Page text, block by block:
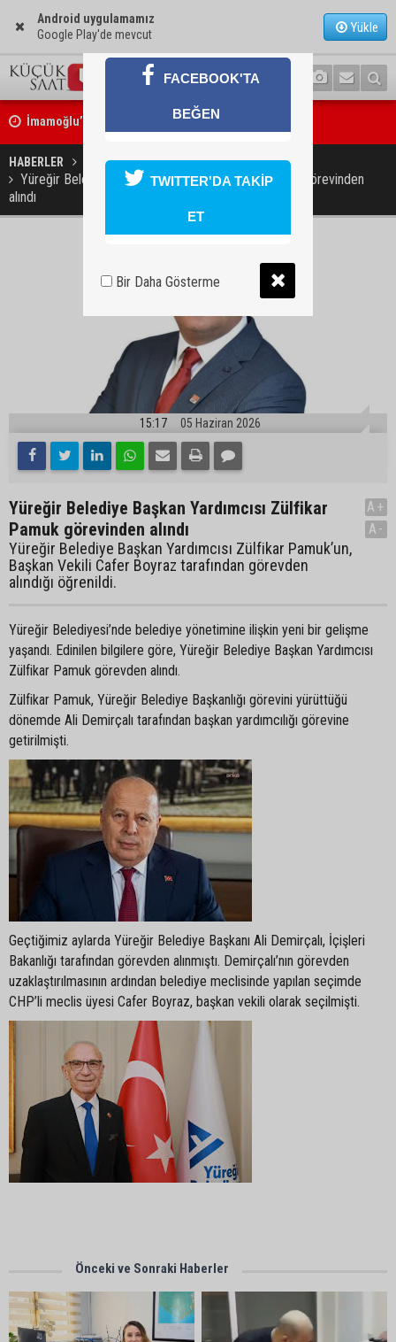
Android uygulamamız
Google Play'de mevcut
Yükle
İmamoğlu’nda hijyen ve etiket kontrolü
Mustafa Özkan: "Yüreğir Belediye Başkan Vekilliği seçimine ilişkin
başlatıldı"
HABERLER SİYASET
Yüreğir Belediye Başkan Yardımcısı Zülfikar Pamuk görevinden
alındı
15:17 05 Haziran 2026
Yüreğir Belediye Başkan Yardımcısı Zülfikar
Pamuk görevinden alındı
Yüreğir Belediye Başkan Yardımcısı Zülfikar Pamuk’un,
Başkan Vekili Cafer Boyraz tarafından görevden
alındığı öğrenildi.
A+
A-
Yüreğir Belediyesi’nde belediye yönetimine ilişkin yeni bir gelişme
yaşandı. Edinilen bilgilere göre, Yüreğir Belediye Başkan Yardımcısı
Zülfikar Pamuk görevden alındı.
Zülfikar Pamuk, Yüreğir Belediye Başkanlığı görevini yürüttüğü
dönemde Ali Demirçalı tarafından başkan yardımcılığı görevine
getirilmişti.
Geçtiğimiz aylarda Yüreğir Belediye Başkanı Ali Demirçalı, İçişleri
Bakanlığı tarafından görevden alınmıştı. Demirçalı’nın görevden
uzaklaştırılmasının ardından belediye meclisinde yapılan seçimde
CHP’li meclis üyesi Cafer Boyraz, başkan vekili olarak seçilmişti.
Önceki ve Sonraki Haberler
FACEBOOK'TA
BEĞEN
TWITTER'DA TAKİP
ET
Bir Daha Gösterme